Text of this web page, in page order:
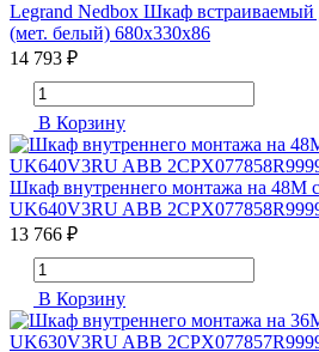
Legrand Nedbox Шкаф встраиваемый
(мет. белый) 680x330x86
14 793 ₽
В Корзину
Шкаф внутреннего монтажа на 48М
UK640V3RU ABB
13 766 ₽
В Корзину